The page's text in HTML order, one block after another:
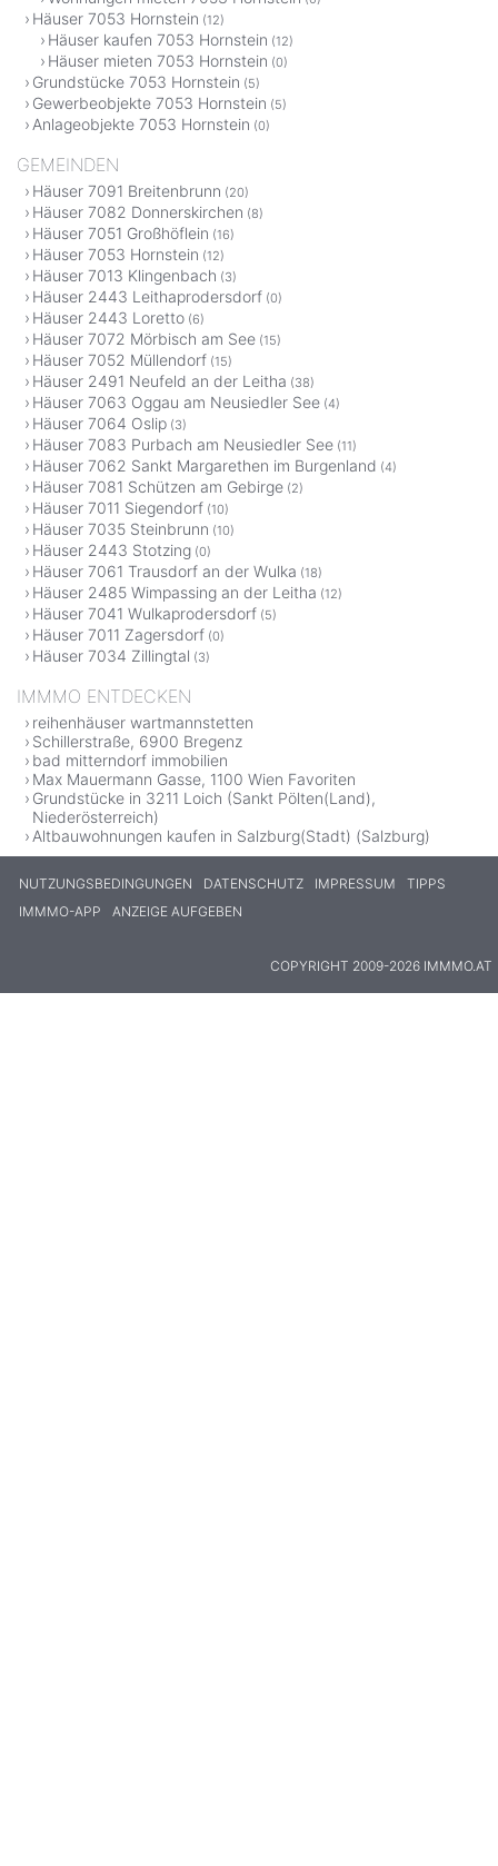
Häuser 7053 Hornstein (12)
Häuser kaufen 7053 Hornstein (12)
Häuser mieten 7053 Hornstein (0)
Grundstücke 7053 Hornstein (5)
Gewerbeobjekte 7053 Hornstein (5)
Anlageobjekte 7053 Hornstein (0)
GEMEINDEN
Häuser 7091 Breitenbrunn (20)
Häuser 7082 Donnerskirchen (8)
Häuser 7051 Großhöflein (16)
Häuser 7053 Hornstein (12)
Häuser 7013 Klingenbach (3)
Häuser 2443 Leithaprodersdorf (0)
Häuser 2443 Loretto (6)
Häuser 7072 Mörbisch am See (15)
Häuser 7052 Müllendorf (15)
Häuser 2491 Neufeld an der Leitha (38)
Häuser 7063 Oggau am Neusiedler See (4)
Häuser 7064 Oslip (3)
Häuser 7083 Purbach am Neusiedler See (11)
Häuser 7062 Sankt Margarethen im Burgenland (4)
Häuser 7081 Schützen am Gebirge (2)
Häuser 7011 Siegendorf (10)
Häuser 7035 Steinbrunn (10)
Häuser 2443 Stotzing (0)
Häuser 7061 Trausdorf an der Wulka (18)
Häuser 2485 Wimpassing an der Leitha (12)
Häuser 7041 Wulkaprodersdorf (5)
Häuser 7011 Zagersdorf (0)
Häuser 7034 Zillingtal (3)
IMMMO ENTDECKEN
reihenhäuser wartmannstetten
Schillerstraße, 6900 Bregenz
bad mitterndorf immobilien
Max Mauermann Gasse, 1100 Wien Favoriten
Grundstücke in 3211 Loich (Sankt Pölten(Land),
Niederösterreich)
Altbauwohnungen kaufen in Salzburg(Stadt) (Salzburg)
NUTZUNGSBEDINGUNGEN DATENSCHUTZ IMPRESSUM
TIPPS
IMMMO-APP
ANZEIGE AUFGEBEN
COPYRIGHT 2009-2026 IMMMO.AT